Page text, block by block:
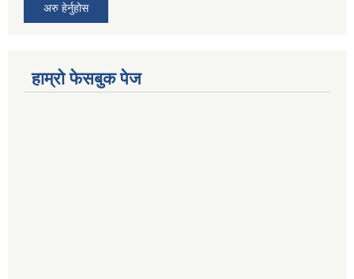
अरु हेर्नुहोस
हाम्रो फेसबुक पेज